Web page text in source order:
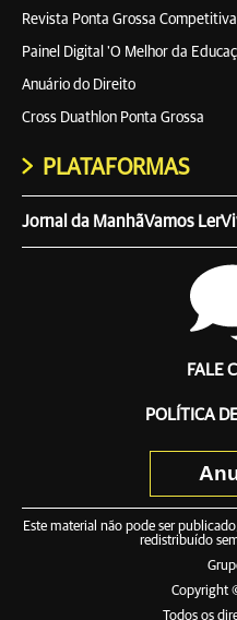
Revista Ponta Grossa Competitiva
Painel Digital 'O Melhor da
Anuário do Direito
Cross Duathlon Ponta Grossa
PLATAFORMAS
Jornal da ManhãVamos Ler
FALE
POLÍTICA
Este material não pode ser
redistribuído
Copyright
Todos os